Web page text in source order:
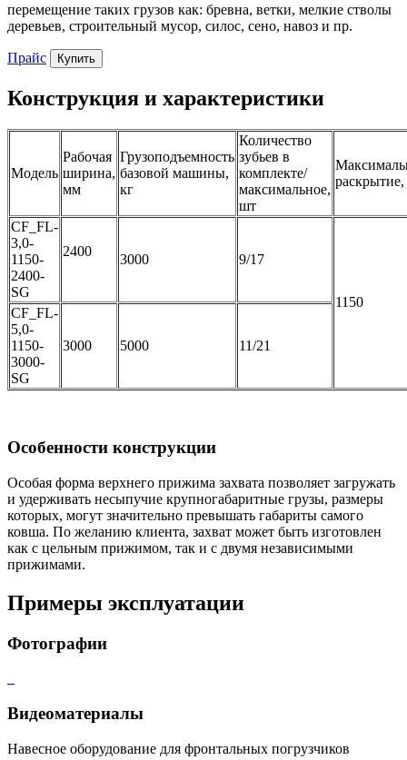
перемещение таких грузов как: бревна, ветки, мелкие стволы
деревьев, строительный мусор, силос, сено, навоз и пр.
Прайс Купить
Конструкция и характеристики
Модель
Рабочая
ширина,
мм
Грузоподъемность
базовой машины,
кг
Количество
зубьев в
комплекте/
максимальное,
шт
CF_FL-
3,0-
1150-
2400-
SG
2400
3000 9/17
1150
CF_FL-
5,0-
1150-
3000-
SG
3000 5000 11/21
Особенности конструкции
Особая форма верхнего прижима захвата позволяет загружать
и удерживать несыпучие крупногабаритные грузы, размеры
которых, могут значительно превышать габариты самого
ковша. По желанию клиента, захват может быть изготовлен
как с цельным прижимом, так и с двумя независимыми
прижимами.
Примеры эксплуатации
Фотографии
Видеоматериалы
Навесное оборудование для фронтальных погрузчиков